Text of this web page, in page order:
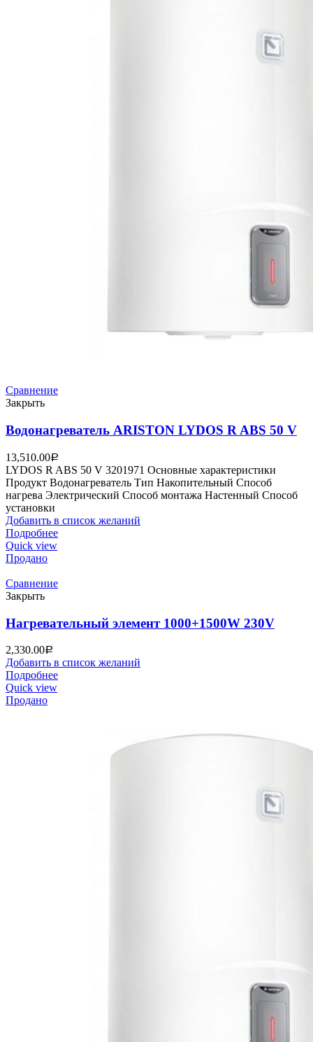
Сравнение
Закрыть
Водонагреватель ARISTON LYDOS R ABS 50 V
13,510.00Р
LYDOS R ABS 50 V 3201971 Основные характеристики
Продукт Водонагреватель Тип Накопительный Способ
нагрева Электрический Способ монтажа Настенный Способ
установки
Добавить в список желаний
Подробнее
Quick view
Продано
Сравнение
Закрыть
Нагревательный элемент 1000+1500W 230V
2,330.00Р
Добавить в список желаний
Подробнее
Quick view
Продано